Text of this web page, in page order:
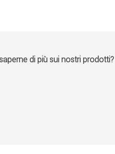
di più sui nostri prodotti?